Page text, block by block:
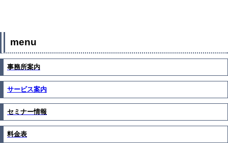
menu
事務所案内
サービス案内
セミナー情報
料金表